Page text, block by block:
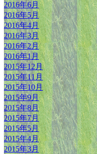
2016年6月
2016年5月
2016年4月
2016年3月
2016年2月
2016年1月
2015年12月
2015年11月
2015年10月
2015年9月
2015年8月
2015年7月
2015年5月
2015年4月
2015年3月